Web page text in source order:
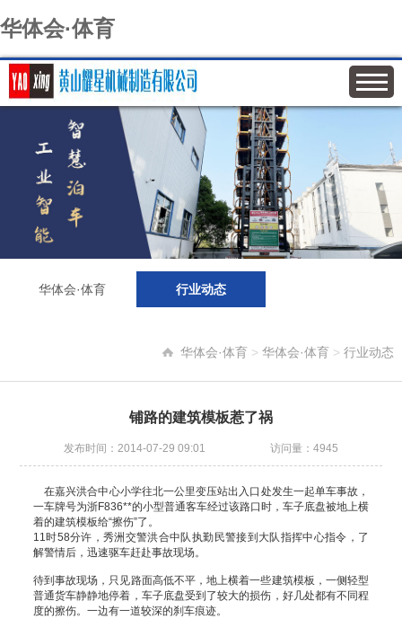
华体会·体育
华体会·体育 行业动态
华体会·体育 >华体会·体育 >行业动态
铺路的建筑模板惹了祸
发布时间：2014-07-29 09:01 访问量：4945
在嘉兴洪合中心小学往北一公里变压站出入口处发生一起单车事故，
一车牌号为浙F836**的小型普通客车经过该路口时，车子底盘被地上横
着的建筑模板给“擦伤”了。
11时58分许，秀洲交警洪合中队执勤民警接到大队指挥中心指令，了
解警情后，迅速驱车赶赴事故现场。
待到事故现场，只见路面高低不平，地上横着一些建筑模板，一侧轻型
普通货车静静地停着，车子底盘受到了较大的损伤，好几处都有不同程
度的擦伤。一边有一道较深的刹车痕迹。